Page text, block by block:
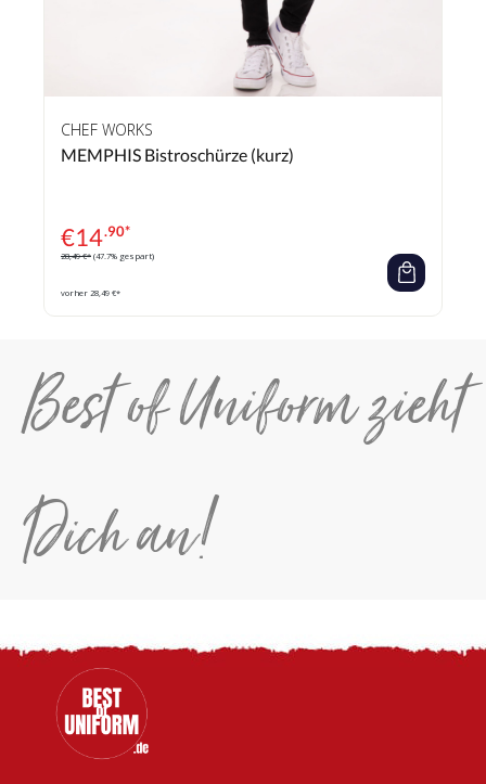
CHEF WORKS
MEMPHIS Bistroschürze (kurz)
€14.90*
28,49 €* (47.7% gespart)
vorher 28,49 €*
Best of Uniform zieht
Dich an!